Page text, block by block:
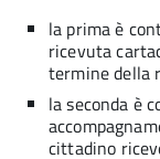
la prima è
ricevuta
termine della
la seconda è
cittadino